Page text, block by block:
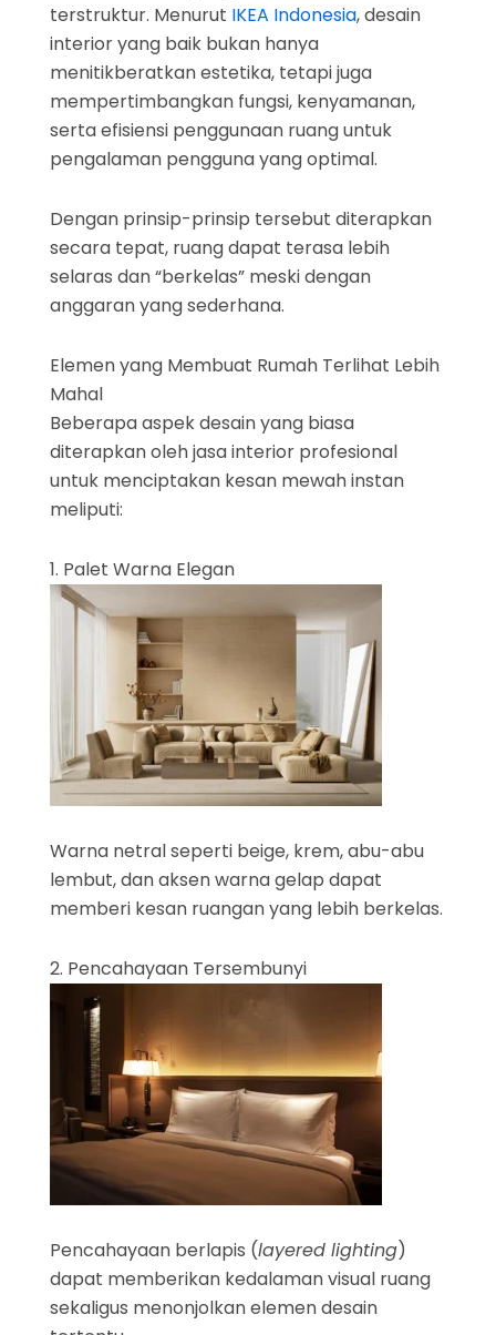
terstruktur. Menurut IKEA Indonesia, desain
interior yang baik bukan hanya
menitikberatkan estetika, tetapi juga
mempertimbangkan fungsi, kenyamanan,
serta efisiensi penggunaan ruang untuk
pengalaman pengguna yang optimal.
Dengan prinsip-prinsip tersebut diterapkan
secara tepat, ruang dapat terasa lebih
selaras dan “berkelas” meski dengan
anggaran yang sederhana.
Elemen yang Membuat Rumah Terlihat Lebih
Mahal
Beberapa aspek desain yang biasa
diterapkan oleh jasa interior profesional
untuk menciptakan kesan mewah instan
meliputi:
1. Palet Warna Elegan
Warna netral seperti beige, krem, abu-abu
lembut, dan aksen warna gelap dapat
memberi kesan ruangan yang lebih berkelas.
2. Pencahayaan Tersembunyi
Pencahayaan berlapis (layered lighting)
dapat memberikan kedalaman visual ruang
sekaligus menonjolkan elemen desain